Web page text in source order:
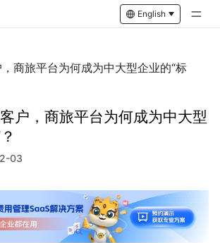
English
商旅平台为何成为中大型企业的“标
户，商旅平台为何成为中大型
03